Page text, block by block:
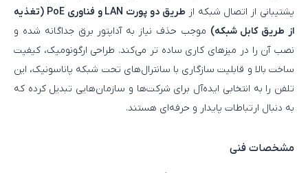
پشتیبانی از اتصال شبکه از
طریق دو پورت LAN و فناوری PoE (تغذیه
از طریق کابل شبکه) موجب حذف نیاز به آداپتور برق جداگانه شده و
نصب آن را در میزهای کاری ساده‌ تر می‌کند. طراحی ارگونومیک، کیفیت
ساخت بالا و قابلیت سازگاری با سانترال‌های تحت شبکه پاناسونیک، این
تلفن را به انتخابی ایده‌آل برای شرکت‌ها و سازمان‌هایی تبدیل کرده که
به دنبال ارتباطات پایدار و حرفه‌ای هستند.
مشخصات فنی